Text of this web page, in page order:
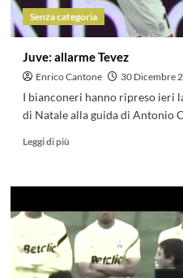
Senza categoria
Juve: allarme Tevez
Enrico Cantone 30 Dicembre
I bianconeri hanno ripreso ieri
di Natale alla guida di Antonio
Leggi di più